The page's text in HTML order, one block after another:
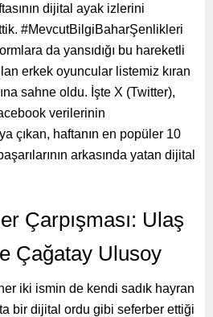
dijital ayak izlerini
#MevcutBilgiBaharŞenlikleri
da yansıdığı bu hareketli
erkek oyuncular listemiz kıran
sahne oldu. İşte X (Twitter),
verilerinin
çıkan, haftanın en popüler 10
arkasında yatan dijital
Çarpışması: Ulaş
Çağatay Ulusoy
iki ismin de kendi sadık hayran
bir dijital ordu gibi seferber ettiği